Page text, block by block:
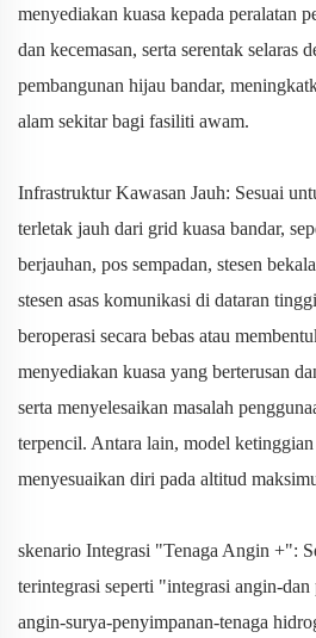
menyediakan kuasa kepada peralatan
dan kecemasan, serta serentak selaras
pembangunan hijau bandar,
alam sekitar bagi fasiliti awam.
Infrastruktur Kawasan Jauh: Sesuai
terletak jauh dari grid kuasa bandar,
berjauhan, pos sempadan, stesen
stesen asas komunikasi di dataran
beroperasi secara bebas atau
menyediakan kuasa yang berterusan
serta menyelesaikan masalah
terpencil. Antara lain, model
menyesuaikan diri pada altitud
skenario Integrasi "Tenaga Angin +":
terintegrasi seperti "integrasi angin-
angin-surya-penyimpanan-tenaga